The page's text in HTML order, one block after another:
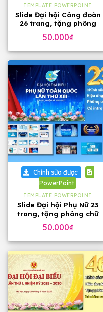
TEMPLATE POWERPOINT
Slide Đại hội Công đoàn
26 trang, tặng phông
50.000₫
Chỉnh sửa được
PowerPoint
TEMPLATE POWERPOINT
Slide Đại hội Phụ Nữ 23
trang, tặng phông chữ
50.000₫